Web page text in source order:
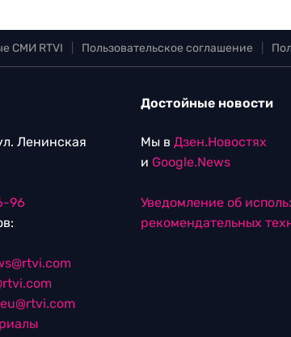
СМИ RTVI Пользовательское соглашение
Ленинская
96
Достойные новости
Мы в Дзен.Новостях
и Google.News
Уведомление об
рекомендательных